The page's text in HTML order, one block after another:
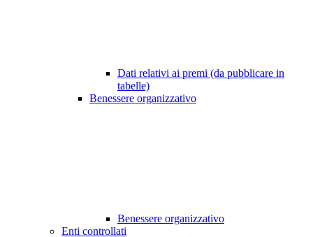
Dati relativi ai premi (da pubblicare in
tabelle)
Benessere organizzativo
Benessere organizzativo
Enti controllati